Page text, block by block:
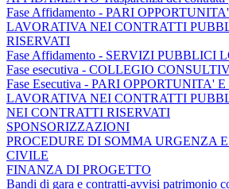
Fase Affidamento - PARI
LAVORATIVA NEI CONTRATTI
RISERVATI
Fase Affidamento - SERVIZI PUBBLICI
Fase esecutiva - COLLEGIO
Fase Esecutiva - PARI OPPORTUNITA'
LAVORATIVA NEI CONTRATTI
NEI CONTRATTI RISERVATI
SPONSORIZZAZIONI
PROCEDURE DI SOMMA URGENZA
CIVILE
FINANZA DI PROGETTO
Bandi di gara e contratti-avvisi patrimonio